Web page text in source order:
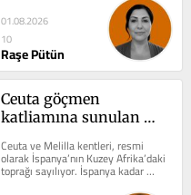
01.08.2026
10
Raşe Pütün
Ceuta göçmen
katliamına sunulan
kararı
Ceuta ve Melilla kentleri, resmi
olarak İspanya’nın Kuzey Afrika’daki
toprağı sayılıyor. İspanya kadar
AB’nin de sınırı kabul...